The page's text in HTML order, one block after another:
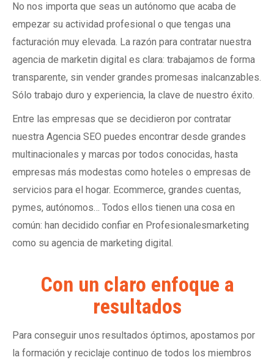
No nos importa que seas un autónomo que acaba de
empezar su actividad profesional o que tengas una
facturación muy elevada. La razón para contratar nuestra
agencia de marketin digital es clara: trabajamos de forma
transparente, sin vender grandes promesas inalcanzables.
Sólo trabajo duro y experiencia, la clave de nuestro éxito.
Entre las empresas que se decidieron por contratar
nuestra Agencia SEO puedes encontrar desde grandes
multinacionales y marcas por todos conocidas, hasta
empresas más modestas como hoteles o empresas de
servicios para el hogar. Ecommerce, grandes cuentas,
pymes, autónomos… Todos ellos tienen una cosa en
común: han decidido confiar en Profesionalesmarketing
como su agencia de marketing digital.
Con un claro enfoque a
resultados
Para conseguir unos resultados óptimos, apostamos por
la formación y reciclaje continuo de todos los miembros